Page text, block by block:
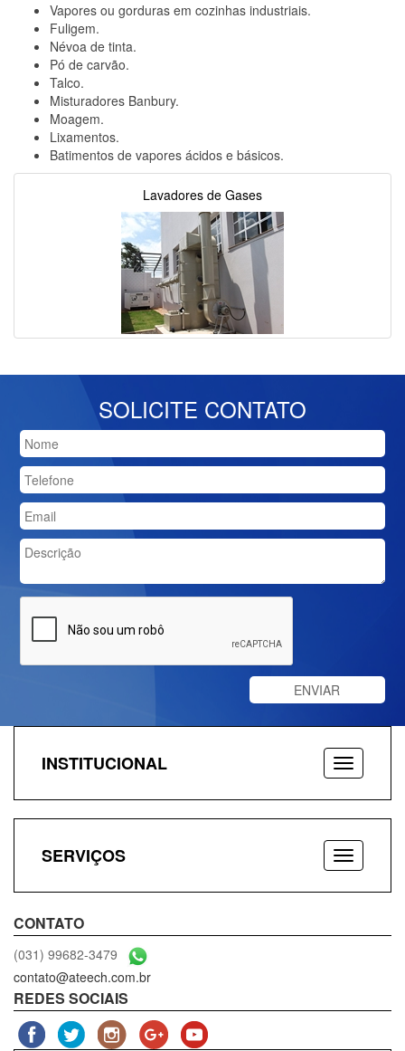
Vapores ou gorduras em cozinhas industriais.
Fuligem.
Névoa de tinta.
Pó de carvão.
Talco.
Misturadores Banbury.
Moagem.
Lixamentos.
Batimentos de vapores ácidos e básicos.
Lavadores de Gases
SOLICITE CONTATO
INSTITUCIONAL
SERVIÇOS
CONTATO
(031) 99682-3479
contato@ateech.com.br
REDES SOCIAIS